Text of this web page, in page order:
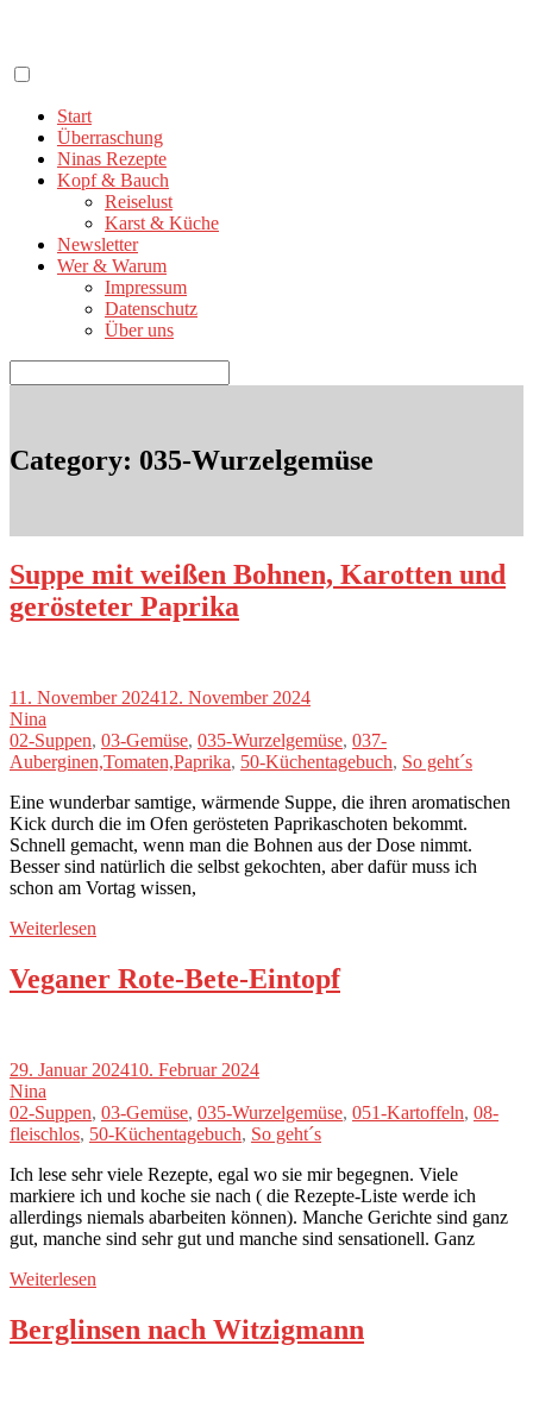
springen
Start
Überraschung
Ninas Rezepte
Kopf & Bauch
Reiselust
Karst & Küche
Newsletter
Wer & Warum
Impressum
Datenschutz
Über uns
nach:
Category: 035-Wurzelgemüse
Suppe mit weißen Bohnen, Karotten und
gerösteter Paprika
11. November 202412. November 2024
Nina
02-Suppen, 03-Gemüse, 035-Wurzelgemüse, 037-
Auberginen,Tomaten,Paprika, 50-Küchentagebuch, So geht´s
Eine wunderbar samtige, wärmende Suppe, die ihren aromatischen
Kick durch die im Ofen gerösteten Paprikaschoten bekommt.
Schnell gemacht, wenn man die Bohnen aus der Dose nimmt.
Besser sind natürlich die selbst gekochten, aber dafür muss ich
schon am Vortag wissen,
Weiterlesen
Veganer Rote-Bete-Eintopf
29. Januar 202410. Februar 2024
Nina
02-Suppen, 03-Gemüse, 035-Wurzelgemüse, 051-Kartoffeln, 08-
fleischlos, 50-Küchentagebuch, So geht´s
Ich lese sehr viele Rezepte, egal wo sie mir begegnen. Viele
markiere ich und koche sie nach ( die Rezepte-Liste werde ich
allerdings niemals abarbeiten können). Manche Gerichte sind ganz
gut, manche sind sehr gut und manche sind sensationell. Ganz
Weiterlesen
Berglinsen nach Witzigmann